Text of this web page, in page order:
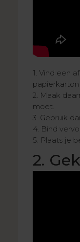
1. Vind een
papierkarton
2. Maak
moet.
3. Gebruik
4. Bind
5. Plaats je
2.